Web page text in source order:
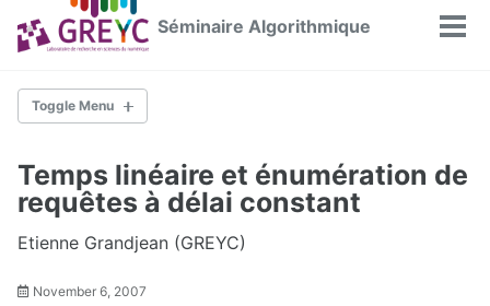
navigation
Séminaire Algorithmique
Toggle Menu
ARCHIVES PAR ANNÉE
2024-2025
2022-2023
Temps linéaire et énumération de
requêtes à délai constant
Etienne Grandjean (GREYC)
November 6, 2007